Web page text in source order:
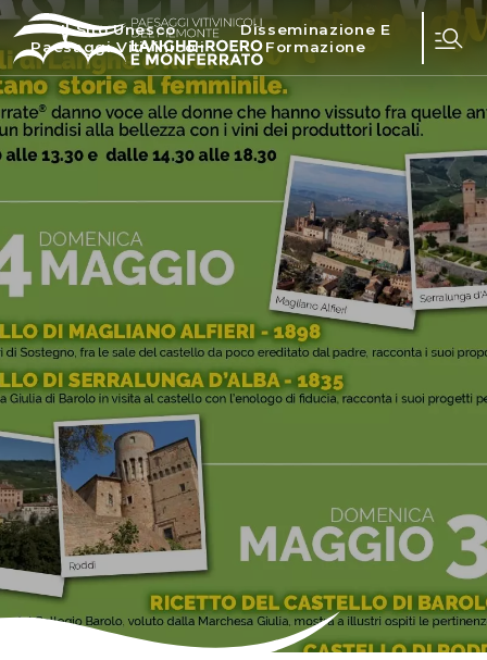
Il Sito Unesco
Paesaggi Vitivinicoli
Disseminazione E
Formazione